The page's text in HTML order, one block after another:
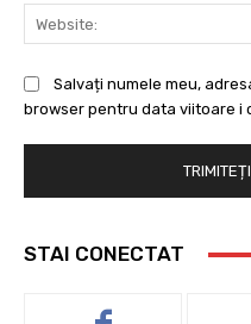
Salvați numele meu,
browser pentru data viitoare i
STAI CONECTAT